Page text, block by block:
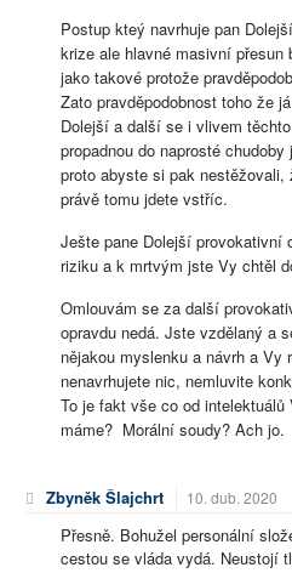
Postup kteý navrhuje pan
krize ale hlavné masivní
jako takové protože
Zato pravděpodobnost toho že
Dolejší a další se i vlivem
propadnou do naprosté
proto abyste si pak
právě tomu jdete vstříc.
Ješte pane Dolejší
riziku a k mrtvým jste Vy chtěl
Omlouvám se za další
opravdu nedá. Jste vzdělaný a
nějakou myslenku a návrh a Vy
nenavrhujete nic, nemluvite
To je fakt vše co od
máme? Morální soudy? Ach jo.
Zbyněk Šlajchrt 10. dub. 2020
Přesně. Bohužel personální
cestou se vláda vydá. Neustojí